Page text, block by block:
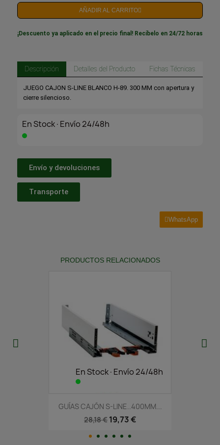
AÑADIR AL CARRITO
¡Descuento ya aplicado en el precio final! Recíbelo en 24/72 horas
Descripción Detalles del Producto Fichas Técnicas
JUEGO CAJON S-LINE BLANCO H-89. 300 MM con apertura y
cierre silencioso.
En Stock·Envío 24/48h
Envío y devoluciones
Transporte
WhatsApp
PRODUCTOS RELACIONADOS
En Stock·Envío 24/48h
GUÍAS CAJÓN S-LINE..400MM...
28,18 € 19,73 €